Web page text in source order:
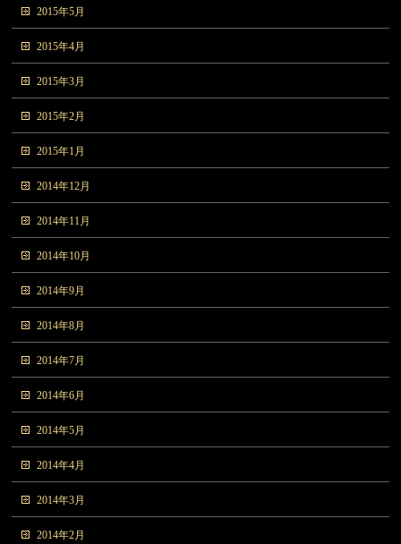
2015年5月
2015年4月
2015年3月
2015年2月
2015年1月
2014年12月
2014年11月
2014年10月
2014年9月
2014年8月
2014年7月
2014年6月
2014年5月
2014年4月
2014年3月
2014年2月